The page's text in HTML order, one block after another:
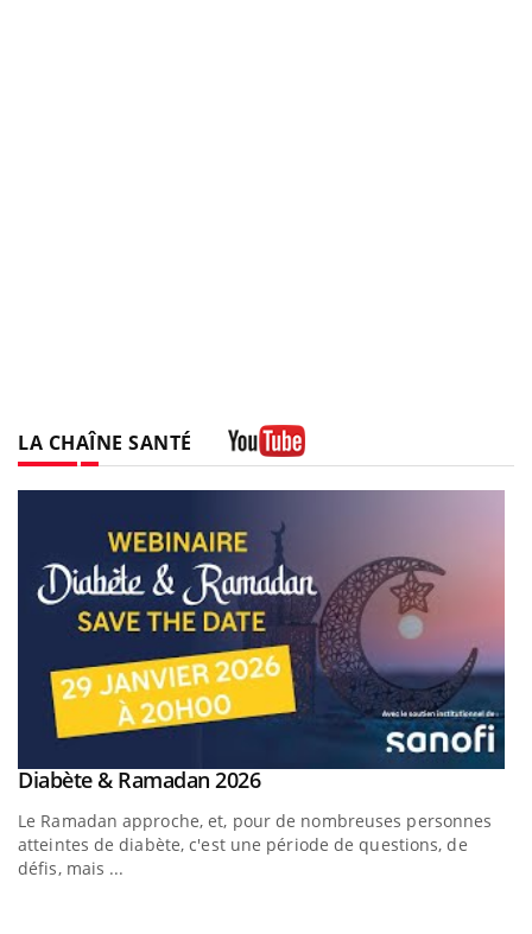
LA CHAÎNE SANTÉ
Youtube
Diabète & Ramadan 2026Youtube
Le Ramadan approche, et, pour de nombreuses personnes
atteintes de diabète, c'est une période de questions, de
défis, mais ...